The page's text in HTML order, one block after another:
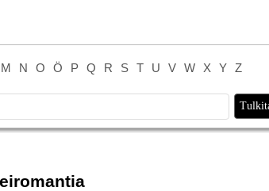
M N O Ö P Q R S T U V W X Y Z